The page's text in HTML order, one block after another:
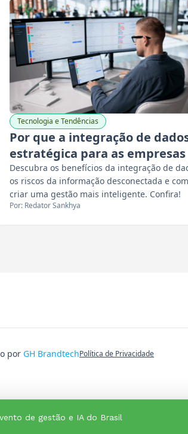
Tecnologia e Tendências
Por que a integração de
estratégica para as empresas
Descubra os benefícios da integração de
os riscos da informação desconectada e
criar uma gestão mais inteligente. Confira!
Por: Redator Sankhya
por GH BrandtechPolítica de Privacidade
de gestão e IA do Brasil